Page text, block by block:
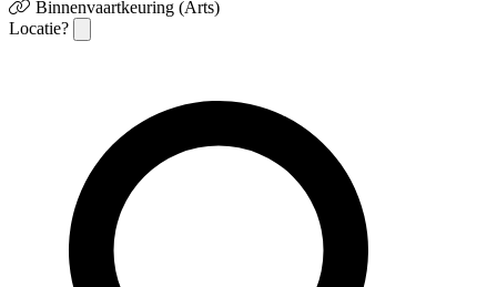
Binnenvaartkeuring (Arts)
Locatie?